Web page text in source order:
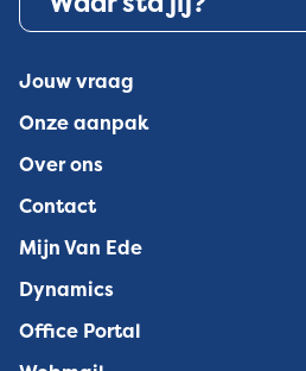
Jouw vraag
Onze aanpak
Over ons
Contact
Mijn Van Ede
Dynamics
Office Portal